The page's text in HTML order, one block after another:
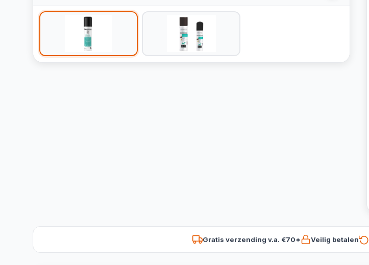
Gratis verzending v.a. €70* Veilig betalen